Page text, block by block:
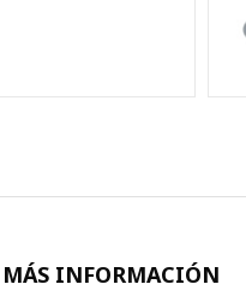
MÁS INFORMACIÓN